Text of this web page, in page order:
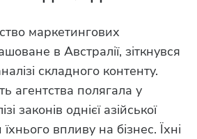
маркетингових
в Австралії, зіткнувся
складного контенту.
агентства полягала у
законів однієї азійської
впливу на бізнес. Їхні